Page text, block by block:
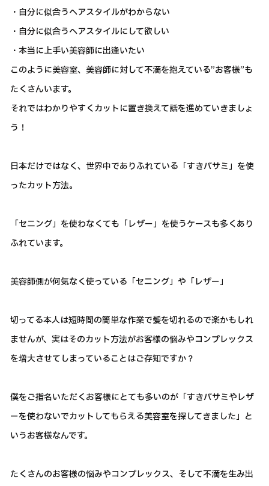
・自分に似合うヘアスタイルがわからない
・自分に似合うヘアスタイルにして欲しい
・本当に上手い美容師に出逢いたい
このように美容室、美容師に対して不満を抱えている”お客様”も
たくさんいます。
それではわかりやすくカットに置き換えて話を進めていきましょ
う！
日本だけではなく、世界中でありふれている「すきバサミ」を使
ったカット方法。
「セニング」を使わなくても「レザー」を使うケースも多くあり
ふれています。
美容師側が何気なく使っている「セニング」や「レザー」
切ってる本人は短時間の簡単な作業で髪を切れるので楽かもしれ
ませんが、実はそのカット方法がお客様の悩みやコンプレックス
を増大させてしまっていることはご存知ですか？
僕をご指名いただくお客様にとても多いのが「すきバサミやレザ
ーを使わないでカットしてもらえる美容室を探してきました」と
いうお客様なんです。
たくさんのお客様の悩みやコンプレックス、そして不満を生み出